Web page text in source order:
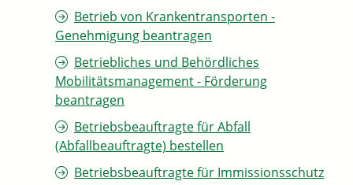
Betrieb von Krankentransporten -
Genehmigung beantragen
Betriebliches und Behördliches
Mobilitätsmanagement - Förderung
beantragen
Betriebsbeauftragte für Abfall
(Abfallbeauftragte) bestellen
Betriebsbeauftragte für Immissionsschutz